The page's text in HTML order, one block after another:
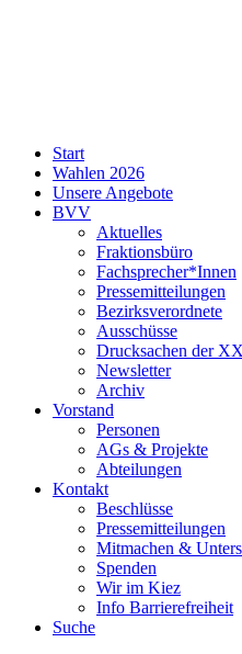
Neukölln
Start
Wahlen 2026
Unsere Angebote
BVV
Aktuelles
Fraktionsbüro
Fachsprecher*Innen
Pressemitteilungen
Bezirksverordnete
Ausschüsse
Drucksachen der
Newsletter
Archiv
Vorstand
Personen
AGs & Projekte
Abteilungen
Kontakt
Beschlüsse
Pressemitteilungen
Mitmachen &
Spenden
Wir im Kiez
Info Barrierefreiheit
Suche